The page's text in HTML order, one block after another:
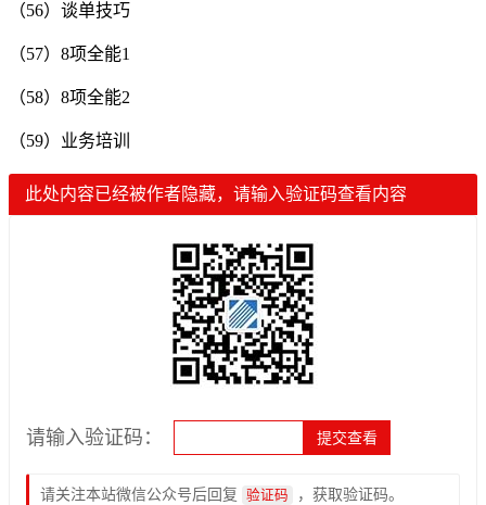
（56）谈单技巧
（57）8项全能1
（58）8项全能2
（59）业务培训
此处内容已经被作者隐藏，请输入验证码查看内容
请输入验证码：
请关注本站微信公众号后回复 验证码
，获取验证码。